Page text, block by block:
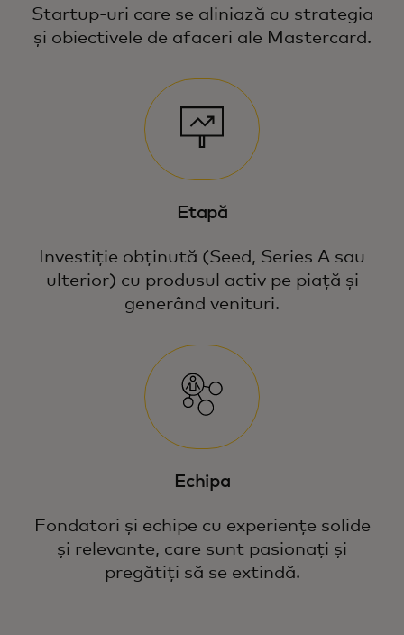
Startup-uri care se aliniază cu strategia
și obiectivele de afaceri ale Mastercard.
Etapă
Investiție obținută (Seed, Series A sau
ulterior) cu produsul activ pe piață și
generând venituri.
Echipa
Fondatori și echipe cu experiențe solide
și relevante, care sunt pasionați și
pregătiți să se extindă.